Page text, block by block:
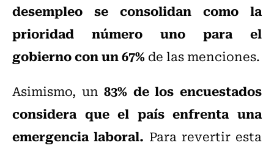
desempleo se consolidan como la
prioridad número uno para el
gobierno con un 67%de las menciones.
Asimismo, un83% de los encuestados
considera que el país enfrenta una
emergencia laboral. Para revertir esta